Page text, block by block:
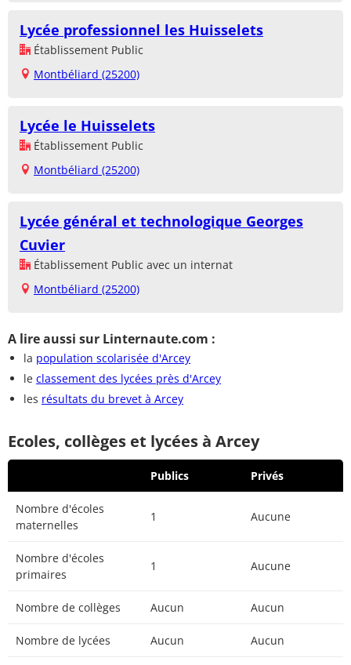
Lycée professionnel les Huisselets
Établissement Public
Montbéliard (25200)
Lycée le Huisselets
Établissement Public
Montbéliard (25200)
Lycée général et technologique Georges
Cuvier
Établissement Public avec un internat
Montbéliard (25200)
A lire aussi sur Linternaute.com :
la population scolarisée d'Arcey
le classement des lycées près d'Arcey
les résultats du brevet à Arcey
Ecoles, collèges et lycées à Arcey
Publics Privés
Nombre d'écoles
maternelles
1 Aucune
Nombre d'écoles
primaires
1 Aucune
Nombre de collèges Aucun Aucun
Nombre de lycées Aucun Aucun